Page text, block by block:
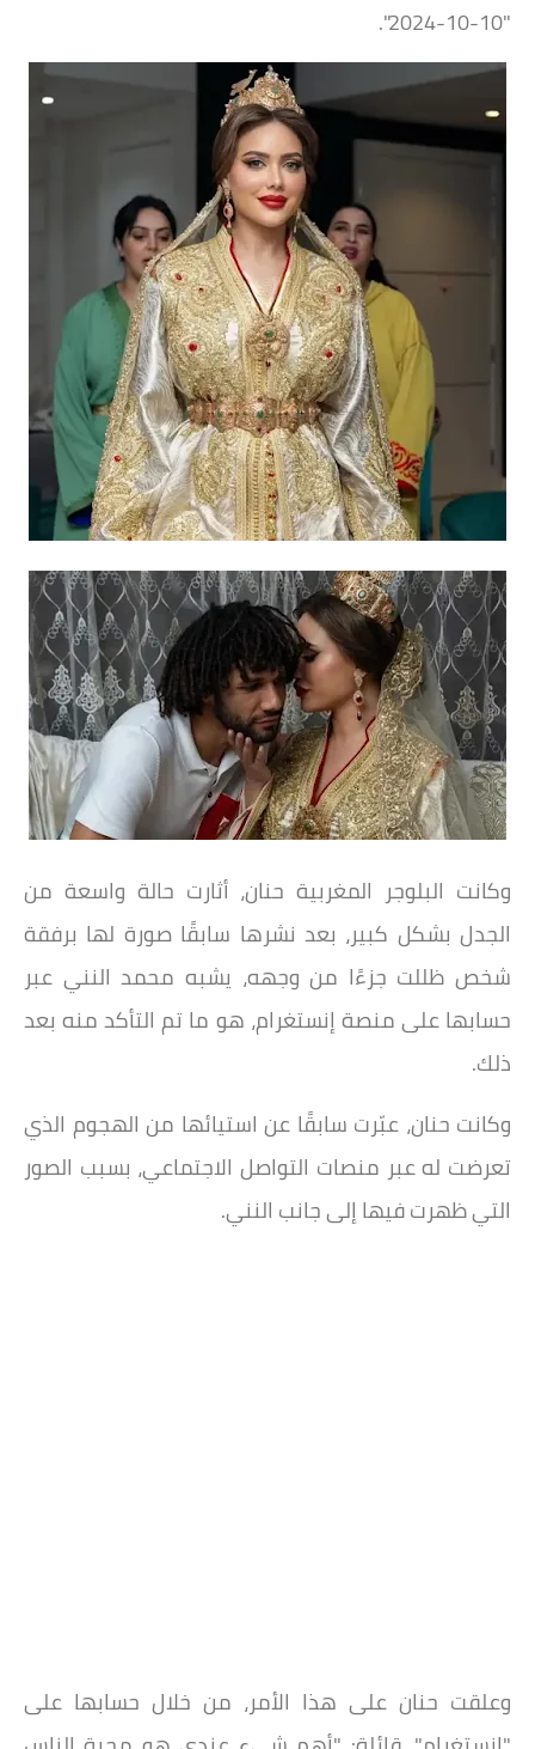
"10-10-2024".
وكانت البلوجر المغربية حنان، أثارت حالة واسعة من
الجدل بشكل كبير، بعد نشرها سابقًا صورة لها برفقة
شخص ظللت جزءًا من وجهه، يشبه محمد النني عبر
حسابها على منصة إنستغرام، هو ما تم التأكد منه بعد
ذلك.
وكانت حنان، عبّرت سابقًا عن استيائها من الهجوم الذي
تعرضت له عبر منصات التواصل الاجتماعي، بسبب الصور
التي ظهرت فيها إلى جانب النني.
وعلقت حنان على هذا الأمر، من خلال حسابها على